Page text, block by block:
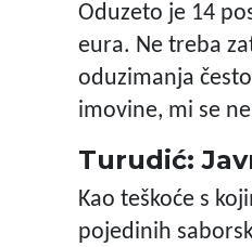
Oduzeto je 14
eura. Ne treba
oduzimanja
imovine, mi se
Turudić:
Kao teškoće s
pojedinih